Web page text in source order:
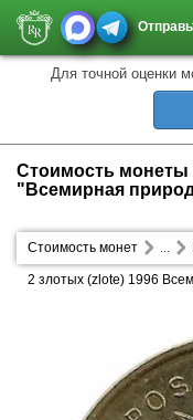
Для точной оценки
Стоимость монеты
"Всемирная
Стоимость монет ...
2 злотых (zlote) 1996